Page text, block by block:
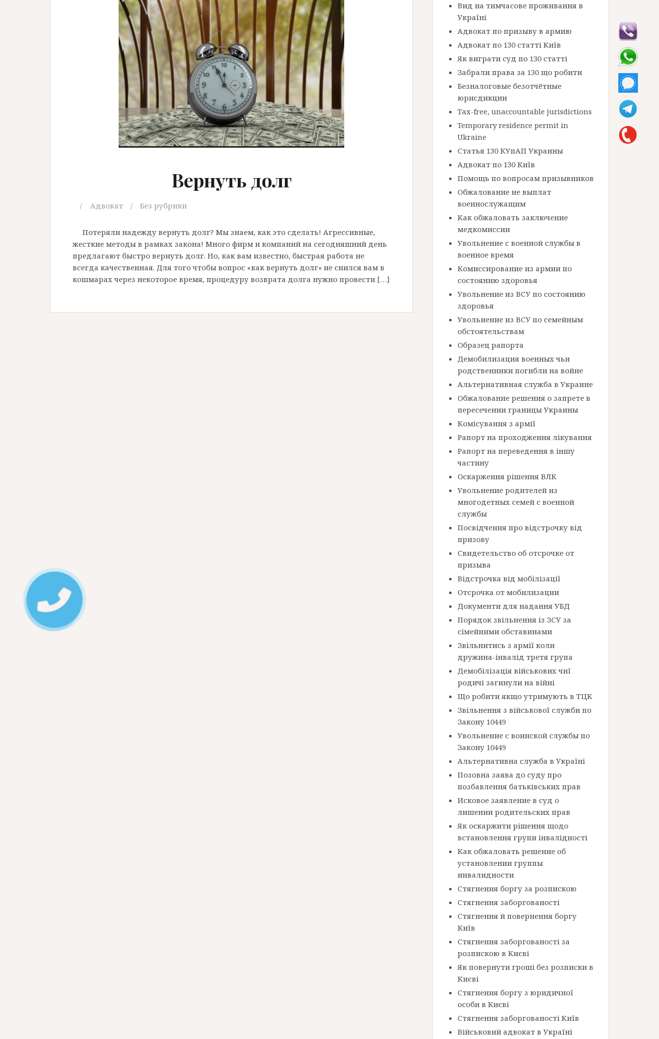
Вернуть долг
Адвокат Без рубрики
Потеряли надежду вернуть долг? Мы знаем, как это сделать! Агрессивные,
жесткие методы в рамках закона! Много фирм и компаний на сегодняшний день
предлагают быстро вернуть долг. Но, как вам известно, быстрая работа не
всегда качественная. Для того чтобы вопрос «как вернуть долг» не снился вам в
кошмарах через некоторое время, процедуру возврата долга нужно провести […]
Вид на тимчасове проживання в
Україні
Адвокат по призыву в армию
Адвокат по 130 статті Київ
Як виграти суд по 130 статті
Забрали права за 130 що робити
Безналоговые безотчётные
юрисдикции
Tax-free, unaccountable jurisdictions
Temporary residence permit in
Ukraine
Статья 130 КУпАП Украины
Адвокат по 130 Київ
Помощь по вопросам призывников
Обжалование не выплат
военнослужащим
Как обжаловать заключение
медкомиссии
Увольнение с военной службы в
военное время
Комиссирование из армии по
состоянию здоровья
Увольнение из ВСУ по состоянию
здоровья
Увольнение из ВСУ по семейным
обстоятельствам
Образец рапорта
Демобилизация военных чьи
родственники погибли на войне
Альтернативная служба в Украине
Обжалование решения о запрете в
пересечении границы Украины
Комісування з армії
Рапорт на проходження лікування
Рапорт на переведення в іншу
частину
Оскарження рішення ВЛК
Увольнение родителей из
многодетных семей с военной
службы
Посвідчення про відстрочку від
призову
Свидетельство об отсрочке от
призыва
Відстрочка від мобілізації
Отсрочка от мобилизации
Документи для надання УБД
Порядок звільнення із ЗСУ за
сімейними обставинами
Звільнитись з армії коли
дружина-інвалід третя група
Демобілізація військових чиї
родичі загинули на війні
Що робити якщо утримують в ТЦК
Звільнення з військової служби по
Закону 10449
Увольнение с воинской службы по
Закону 10449
Альтернативна служба в Україні
Позовна заява до суду про
позбавлення батьківських прав
Исковое заявление в суд о
лишении родительских прав
Як оскаржити рішення щодо
встановлення групи інвалідності
Как обжаловать решение об
установлении группы
инвалидности
Стягнення боргу за розпискою
Стягнення заборгованості
Стягнення й повернення боргу
Київ
Стягнення заборгованості за
розпискою в Києві
Як повернути гроші без розписки в
Києві
Стягнення боргу з юридичної
особи в Києві
Стягнення заборгованості Київ
Військовий адвокат в Україні